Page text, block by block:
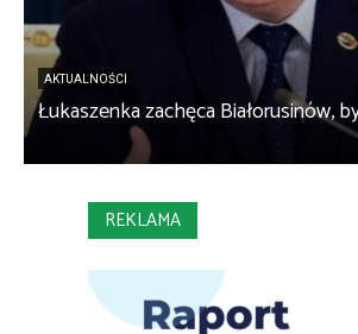
AKTUALNOŚCI
Łukaszenka zachęca Białorusinów,
REKLAMA